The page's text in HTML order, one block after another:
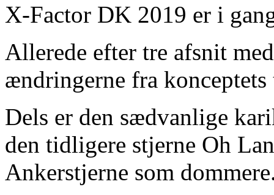
X-Factor DK 2019 er i
Allerede efter tre afsnit
ændringerne fra
Dels er den sædvanlige
den tidligere stjerne Oh
Ankerstjerne som